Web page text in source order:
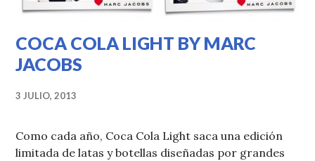
COCA COLA LIGHT BY MARC
JACOBS
3 JULIO, 2013
Como cada año, Coca Cola Light saca una edición
limitada de latas y botellas diseñadas por grandes